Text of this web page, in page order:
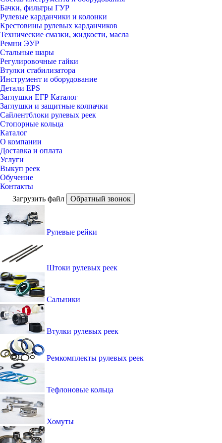
Бачки, фильтры ГУР
Рулевые карданчики и колонки
Крестовины рулевых карданчиков
Технические смазки, жидкости, масла
Ремни ЭУР
Стальные шары
Регулировочные гайки
Втулки стабилизатора
Инструмент и оборудование
Детали EPS
Заглушки ЕГР Каталог
Заглушки и защитные колпачки
Сайлентблоки рулевых реек
Стопорные кольца
Каталог
О компании
Доставка и оплата
Услуги
Выкуп реек
Обучение
Контакты
Загрузить файл
Обратный звонок
Рулевые рейки
Штоки рулевых реек
Сальники
Втулки рулевых реек
Ремкомплекты рулевых реек
Тефлоновые кольца
Хомуты